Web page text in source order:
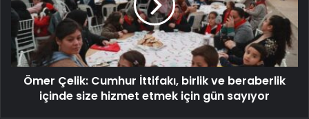
Ömer Çelik: Cumhur İttifakı, birlik ve beraberlik
içinde size hizmet etmek için gün sayıyor